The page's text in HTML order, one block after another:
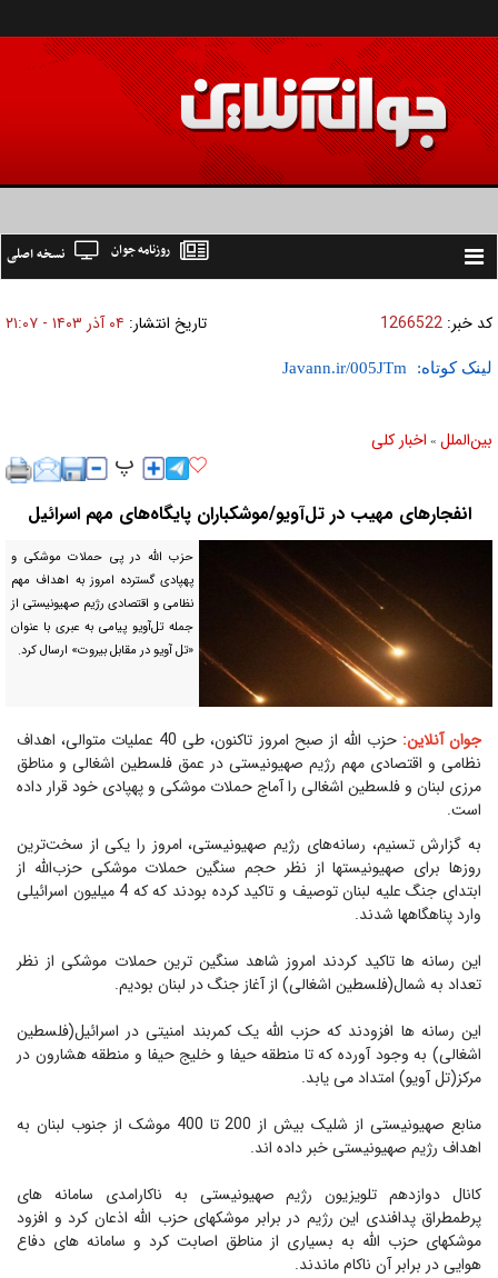
Toggle
نسخه اصلی روزنامه جوان
کد خبر: 1266522 تاریخ انتشار: ۰۴ آذر ۱۴۰۳ - ۲۱:۰۷
لینک کوتاه:
بين‌الملل » اخبار كلی
انفجارهای مهیب در تل‌آویو/موشکباران پایگاه‌های مهم‌ اسرائیل
حزب الله در پی حملات موشکی و
پهپادی گسترده امروز به اهداف مهم
نظامی و اقتصادی رژیم صهیونیستی از
جمله تل‌آویو پیامی به عبری با عنوان
«تل آویو در مقابل بیروت» ارسال کرد.
جوان آنلاین:
حزب الله از صبح امروز تاکنون، طی 40 عملیات متوالی، اهداف
نظامی و اقتصادی مهم رژیم صهیونیستی در عمق فلسطین اشغالی و مناطق
مرزی لبنان و فلسطین اشغالی را آماج حملات موشکی و پهپادی خود قرار داده
است.
به گزارش تسنیم، رسانه‌های رژیم صهیونیستی، امروز را یکی از سخت‌ترین
روزها برای صهیونیستها از نظر حجم سنگین حملات موشکی حزب‌الله از
ابتدای جنگ علیه لبنان توصیف و تاکید کرده بودند که که 4 میلیون اسرائیلی
وارد پناهگاهها شدند.
این رسانه ها تاکید کردند امروز شاهد سنگین ترین حملات موشکی از نظر
تعداد به شمال(فلسطین اشغالی) از آغاز جنگ در لبنان بودیم.
این رسانه ها افزودند که حزب الله یک کمربند امنیتی در اسرائیل(فلسطین
اشغالی) به وجود آورده که تا منطقه حیفا و خلیج حیفا و منطقه هشارون در
مرکز(تل آویو) امتداد می یابد.
منابع صهیونیستی از شلیک بیش از 200 تا 400 موشک از جنوب لبنان به
اهداف رژیم صهیونیستی خبر داده اند.
کانال دوازدهم تلویزیون رژیم صهیونیستی به ناکارامدی سامانه های
پرطمطراق پدافندی این رژیم در برابر موشکهای حزب الله اذعان کرد و افزود
موشکهای حزب الله به بسیاری از مناطق اصابت کرد و سامانه های دفاع
هوایی در برابر آن ناکام ماندند.